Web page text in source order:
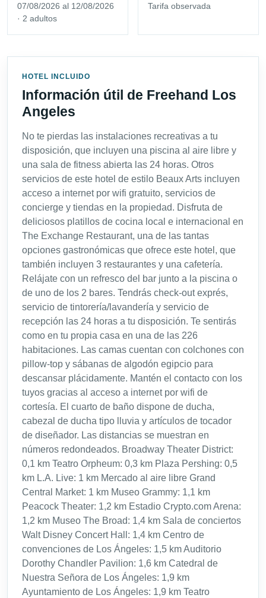
07/08/2026 al 12/08/2026
· 2 adultos
Tarifa observada
HOTEL INCLUIDO
Información útil de Freehand Los
Angeles
No te pierdas las instalaciones recreativas a tu
disposición, que incluyen una piscina al aire libre y
una sala de fitness abierta las 24 horas. Otros
servicios de este hotel de estilo Beaux Arts incluyen
acceso a internet por wifi gratuito, servicios de
concierge y tiendas en la propiedad. Disfruta de
deliciosos platillos de cocina local e internacional en
The Exchange Restaurant, una de las tantas
opciones gastronómicas que ofrece este hotel, que
también incluyen 3 restaurantes y una cafetería.
Relájate con un refresco del bar junto a la piscina o
de uno de los 2 bares. Tendrás check-out exprés,
servicio de tintorería/lavandería y servicio de
recepción las 24 horas a tu disposición. Te sentirás
como en tu propia casa en una de las 226
habitaciones. Las camas cuentan con colchones con
pillow-top y sábanas de algodón egipcio para
descansar plácidamente. Mantén el contacto con los
tuyos gracias al acceso a internet por wifi de
cortesía. El cuarto de baño dispone de ducha,
cabezal de ducha tipo lluvia y artículos de tocador
de diseñador. Las distancias se muestran en
números redondeados. Broadway Theater District:
0,1 km Teatro Orpheum: 0,3 km Plaza Pershing: 0,5
km L.A. Live: 1 km Mercado al aire libre Grand
Central Market: 1 km Museo Grammy: 1,1 km
Peacock Theater: 1,2 km Estadio Crypto.com Arena:
1,2 km Museo The Broad: 1,4 km Sala de conciertos
Walt Disney Concert Hall: 1,4 km Centro de
convenciones de Los Ángeles: 1,5 km Auditorio
Dorothy Chandler Pavilion: 1,6 km Catedral de
Nuestra Señora de Los Ángeles: 1,9 km
Ayuntamiento de Los Ángeles: 1,9 km Teatro